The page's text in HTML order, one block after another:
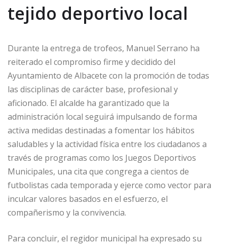
tejido deportivo local
Durante la entrega de trofeos, Manuel Serrano ha
reiterado el compromiso firme y decidido del
Ayuntamiento de Albacete con la promoción de todas
las disciplinas de carácter base, profesional y
aficionado. El alcalde ha garantizado que la
administración local seguirá impulsando de forma
activa medidas destinadas a fomentar los hábitos
saludables y la actividad física entre los ciudadanos a
través de programas como los Juegos Deportivos
Municipales, una cita que congrega a cientos de
futbolistas cada temporada y ejerce como vector para
inculcar valores basados en el esfuerzo, el
compañerismo y la convivencia.
Para concluir, el regidor municipal ha expresado su